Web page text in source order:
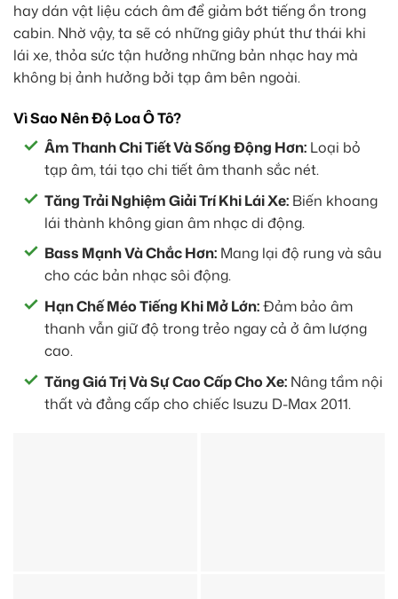
hay dán vật liệu cách âm để giảm bớt tiếng ồn trong
cabin. Nhờ vậy, ta sẽ có những giây phút thư thái khi
lái xe, thỏa sức tận hưởng những bản nhạc hay mà
không bị ảnh hưởng bởi tạp âm bên ngoài.
Vì Sao Nên Độ Loa Ô Tô?
Âm Thanh Chi Tiết Và Sống Động Hơn: Loại bỏ
tạp âm, tái tạo chi tiết âm thanh sắc nét.
Tăng Trải Nghiệm Giải Trí Khi Lái Xe: Biến khoang
lái thành không gian âm nhạc di động.
Bass Mạnh Và Chắc Hơn: Mang lại độ rung và sâu
cho các bản nhạc sôi động.
Hạn Chế Méo Tiếng Khi Mở Lớn:Đảm bảo âm
thanh vẫn giữ độ trong trẻo ngay cả ở âm lượng
cao.
Tăng Giá Trị Và Sự Cao Cấp Cho Xe: Nâng tầm nội
thất và đẳng cấp cho chiếc Isuzu D-Max 2011.